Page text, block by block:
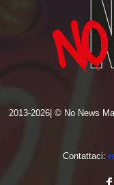
2013-2026| © No News
Contattaci: